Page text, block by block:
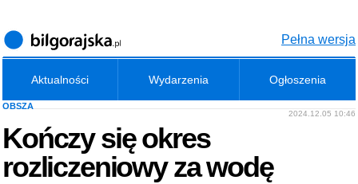
Pełna wersja
Aktualności Wydarzenia Ogłoszenia
OBSZA
2024.12.05 10:46
Kończy się okres
rozliczeniowy za wodę